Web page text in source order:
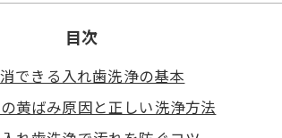
目次
できる入れ歯洗浄の基本
黄ばみ原因と正しい洗浄方法